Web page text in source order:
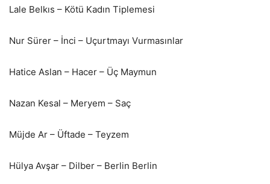
Lale Belkıs – Kötü Kadın Tiplemesi
Nur Sürer – İnci – Uçurtmayı Vurmasınlar
Hatice Aslan – Hacer – Üç Maymun
Nazan Kesal – Meryem – Saç
Müjde Ar – Üftade – Teyzem
Hülya Avşar – Dilber – Berlin Berlin